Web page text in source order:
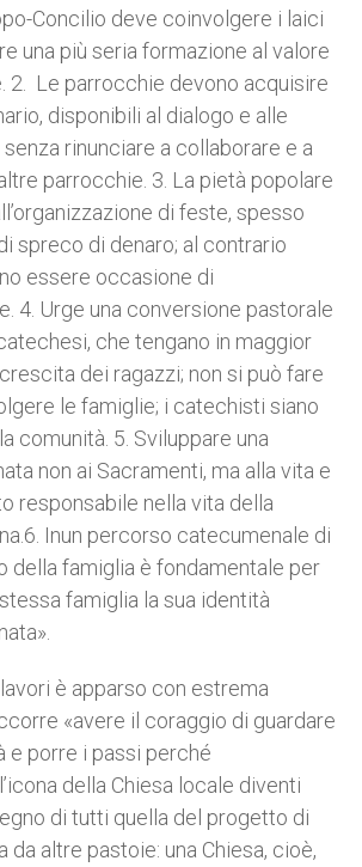
Concilio deve coinvolgere i laici
una più seria formazione al valore
2. Le parrocchie devono acquisire
disponibili al dialogo e alle
rinunciare a collaborare e a
parrocchie. 3. La pietà popolare
di feste, spesso
spreco di denaro; al contrario
essere occasione di
4. Urge una conversione pastorale
che tengano in maggior
dei ragazzi; non si può fare
le famiglie; i catechisti siano
comunità. 5. Sviluppare una
non ai Sacramenti, ma alla vita e
responsabile nella vita della
Inun percorso catecumenale di
della famiglia è fondamentale per
famiglia la sua identità
è apparso con estrema
«avere il coraggio di guardare
e porre i passi perché
della Chiesa locale diventi
di tutti quella del progetto di
da altre pastoie: una Chiesa, cioè,